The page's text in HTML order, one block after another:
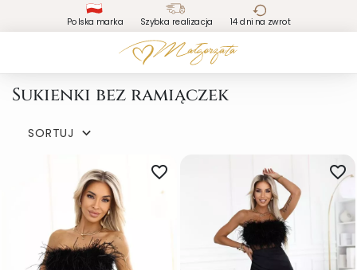
Polska marka Szybka realizacja 14 dni na zwrot
Sukienki bez ramiączek
SORTUJ 
favorite_border favorite_border